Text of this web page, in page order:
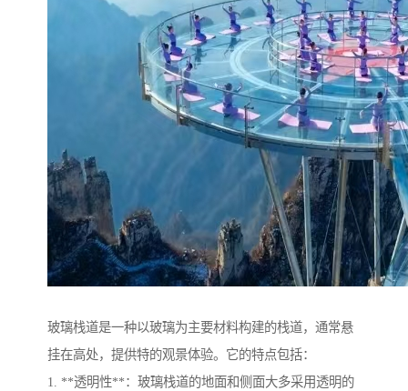
玻璃栈道是一种以玻璃为主要材料构建的栈道，通常悬
挂在高处，提供特的观景体验。它的特点包括：
1. **透明性**：玻璃栈道的地面和侧面大多采用透明的